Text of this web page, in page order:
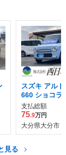
スズキ アル
660 ショコラ
支払総額
75.9万円
大分県大分市
見る